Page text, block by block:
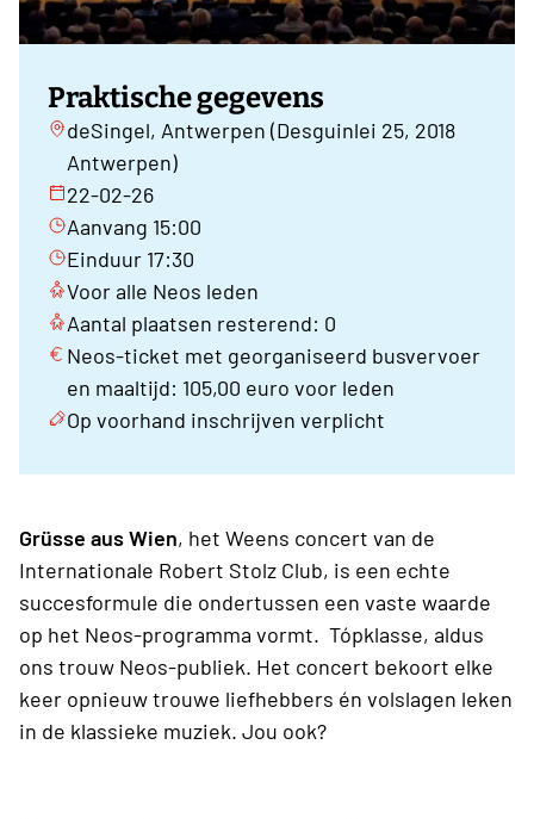
Praktische gegevens
deSingel, Antwerpen (Desguinlei 25, 2018
Antwerpen)
22-02-26
Aanvang 15:00
Einduur 17:30
Voor alle Neos leden
Aantal plaatsen resterend: 0
Neos-ticket met georganiseerd busvervoer
en maaltijd: 105,00 euro voor leden
Op voorhand inschrijven verplicht
Grüsse aus Wien, het Weens concert van de
Internationale Robert Stolz Club, is een echte
succesformule die ondertussen een vaste waarde
op het Neos-programma vormt. Tópklasse, aldus
ons trouw Neos-publiek. Het concert bekoort elke
keer opnieuw trouwe liefhebbers én volslagen leken
in de klassieke muziek. Jou ook?